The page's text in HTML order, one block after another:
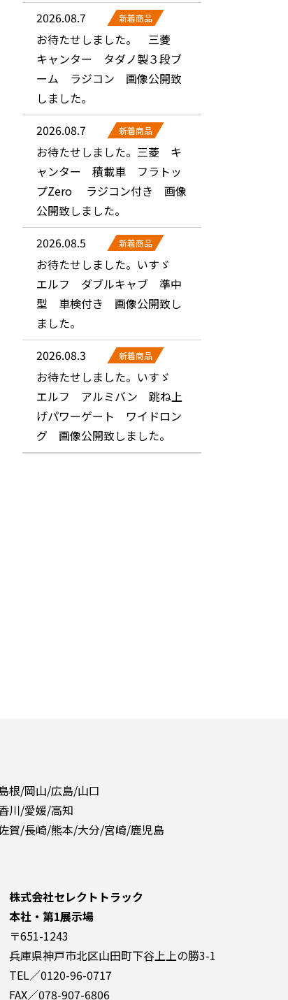
2026.08.7
新着商品
お待たせしました。 三菱
キャンター タダノ製３段ブ
ーム ラジコン 画像公開致
しました。
2026.08.7
新着商品
お待たせしました。三菱 キ
ャンター 積載車 フラトッ
プZero ラジコン付き 画像
公開致しました。
2026.08.5
新着商品
お待たせしました。いすゞ
エルフ ダブルキャブ 準中
型 車検付き 画像公開致し
ました。
2026.08.3
新着商品
お待たせしました。いすゞ
エルフ アルミバン 跳ね上
げパワーゲート ワイドロン
グ 画像公開致しました。
根/岡山/広島/山口
川/愛媛/高知
賀/長崎/熊本/大分/宮崎/鹿児島
株式会社セレクトトラック
本社・第1展示場
〒651-1243
兵庫県神戸市北区山田町下谷上上の勝3-1
TEL／0120-96-0717
FAX／078-907-6806